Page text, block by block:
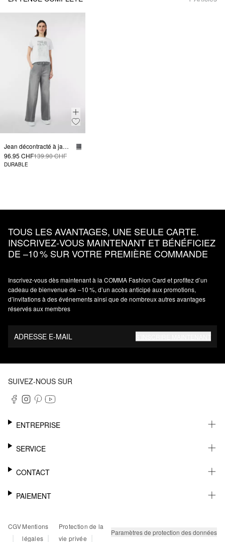
Jean décontracté à jambe large dans une coupe ample
96.95 CHF139.90 CHF
DURABLE
TOUS LES AVANTAGES, UNE SEULE CARTE.
INSCRIVEZ‑VOUS MAINTENANT ET BÉNÉFICIEZ
DE –10 % SUR VOTRE PREMIÈRE COMMANDE
Inscrivez‑vous dès maintenant à la COMMA Fashion Card et profitez d’un
cadeau de bienvenue de –10 %, d’un accès anticipé aux promotions,
d’invitations à des événements ainsi que de nombreux autres avantages
réservés aux membres
ADRESSE E-MAIL
SUIVEZ-NOUS SUR
ENTREPRISE
CARRIÈRE
SERVICE
NEWSLETTER
MÉMO
RETOURS
FAQ
CONTACT
AIDE
PAIEMENT
PAYPAL
CARTE BANCAIRE
CGV
|
Mentions
légales |
Protection de la
vie privée
| Paramètres de protection des données